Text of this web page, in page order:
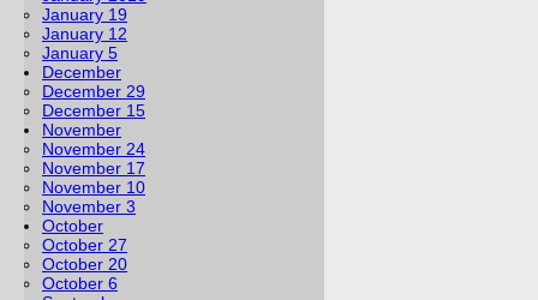
January 19
January 12
January 5
December
December 29
December 15
November
November 24
November 17
November 10
November 3
October
October 27
October 20
October 6